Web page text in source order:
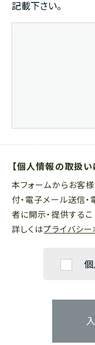
記載下さい。
【個人情報の取扱い
本フォームからお客
付・電子メール送信
者に開示・提供するこ
詳しくはプライバシー